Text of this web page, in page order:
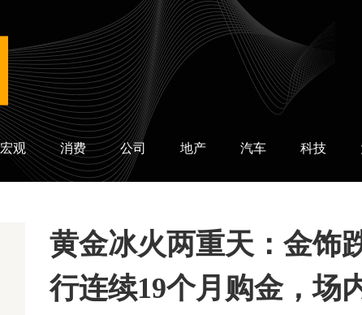
时代财经
宏观 消费 公司 地产 汽车 科技
黄金冰火两重天：金饰
行连续19个月购金，场